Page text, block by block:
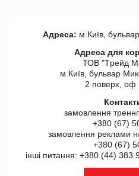
Адреса: м.Київ,
Адреса для
ТОВ "Tрейд
м.Київ, бульвар
2 поверх, оф
замовлення
+380 (67)
замовлення реклами
+380 (67)
інші питання: +380 (44) 383